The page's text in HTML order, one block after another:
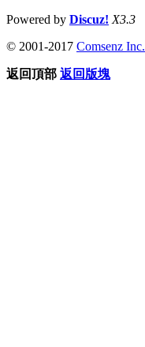
Powered by Discuz! X3.3
© 2001-2017 Comsenz Inc.
返回頂部 返回版塊